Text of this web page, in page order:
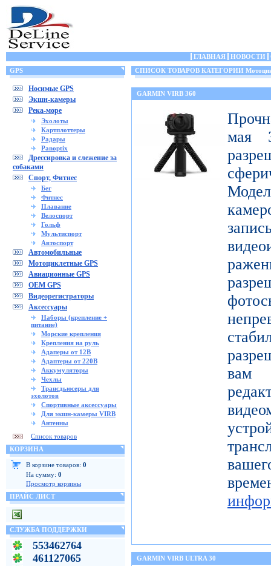
ГЛАВНАЯ НОВОСТИ
GPS
Носимые GPS
Экшн-камеры
Река-море
Эхолоты
Картплоттеры
Радары
Panoptix
Дрессировка и слежение за
собаками
Спорт, Фитнес
Бег
Фитнес
Плавание
Велоспорт
Гольф
Мультиспорт
Автоспорт
Автомобильные
Мотоциклетные GPS
Авиационные GPS
OEM GPS
Видеорегистраторы
Аксессуары
Наборы (крепление +
питание)
Морские крепления
Крепления на руль
Адаперы от 12В
Адаптеры от 220В
Аккумуляторы
Чехлы
Трансдьюсеры для
эхолотов
Спортивные аксессуары
Для экшн-камеры VIRB
Антенны
Список товаров
КОРЗИНА
В корзине товаров: 0
На сумму: 0
Просмотр корзины
ПРАЙС ЛИСТ
СЛУЖБА ПОДДЕРЖКИ
553462764
461127065
СПИСОК ТОВАРОВ КАТЕГОРИИ
GARMIN VIRB 360
мая
вам
GARMIN VIRB ULTRA 30